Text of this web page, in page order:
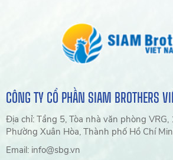
CÔNG TY CỔ PHẦN SIAM BROTHERS
Địa chỉ: Tầng 5, Tòa nhà văn phòng VRG,
Phường Xuân Hòa, Thành phố Hồ Chí
Email: info@sbg.vn